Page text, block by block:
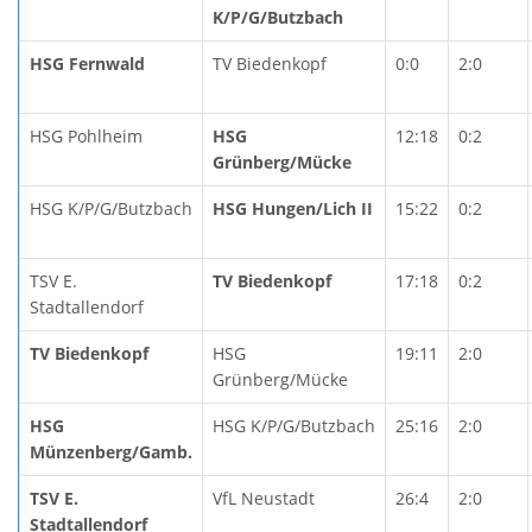
K/P/G/Butzbach
HSG Fernwald TV Biedenkopf 0:0 2:0
HSG Pohlheim
HSG
Grünberg/Mücke
12:18 0:2
HSG K/P/G/Butzbach HSG Hungen/Lich II 15:22 0:2
TSV E.
Stadtallendorf
TV Biedenkopf 17:18 0:2
TV Biedenkopf
HSG
Grünberg/Mücke
19:11 2:0
HSG
Münzenberg/Gamb.
HSG K/P/G/Butzbach 25:16 2:0
TSV E.
Stadtallendorf
VfL Neustadt 26:4 2:0